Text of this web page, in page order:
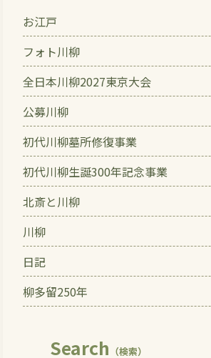
お江戸
フォト川柳
全日本川柳2027東京大会
公募川柳
初代川柳墓所修復事業
初代川柳生誕300年記念事業
北斎と川柳
川柳
日記
柳多留250年
Search （検索）